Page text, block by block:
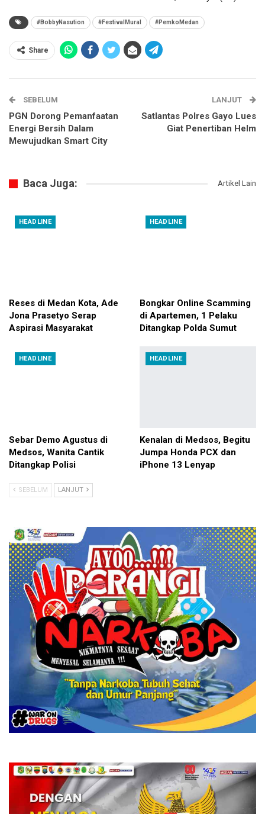
#BobbyNasution #FestivalMural #PemkoMedan
Share
SEBELUM
PGN Dorong Pemanfaatan
Energi Bersih Dalam
Mewujudkan Smart City
LANJUT
Satlantas Polres Gayo Lues
Giat Penertiban Helm
Baca Juga: Artikel Lain
HEADLINE
Reses di Medan Kota, Ade
Jona Prasetyo Serap
Aspirasi Masyarakat
HEADLINE
Bongkar Online Scamming
di Apartemen, 1 Pelaku
Ditangkap Polda Sumut
HEADLINE
Sebar Demo Agustus di
Medsos, Wanita Cantik
Ditangkap Polisi
HEADLINE
Kenalan di Medsos, Begitu
Jumpa Honda PCX dan
iPhone 13 Lenyap
SEBELUM LANJUT